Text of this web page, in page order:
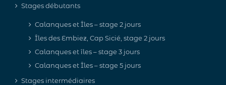
Stages débutants
Calanques et Îles – stage 2 jours
Îles des Embiez, Cap Sicié, stage 2 jours
Calanques et îles – stage 3 jours
Calanques et Îles – stage 5 jours
Stages intermédiaires